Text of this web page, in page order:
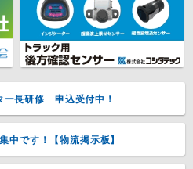
ー長研修 申込受付中！
中です！【物流掲示板】